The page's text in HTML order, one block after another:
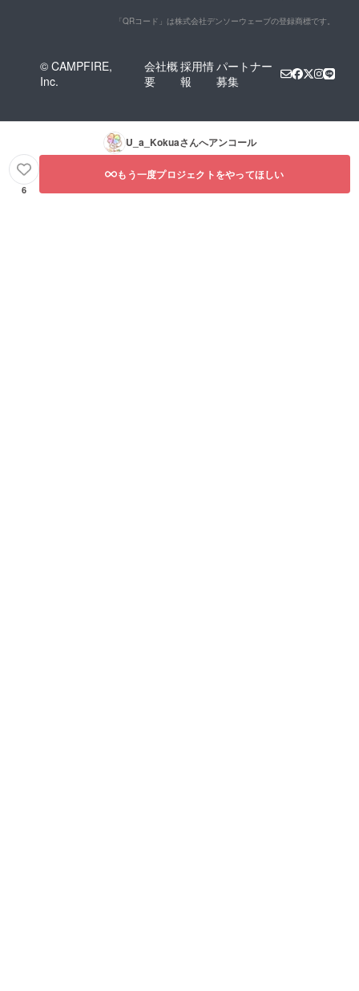
「QRコード」は株式会社デンソーウェーブの登録商標です。
© CAMPFIRE,
Inc.
会社概
要
採用情
報
パートナー
募集
U_a_Kokuaさんへアンコール
6
もう一度プロジェクトをやってほしい